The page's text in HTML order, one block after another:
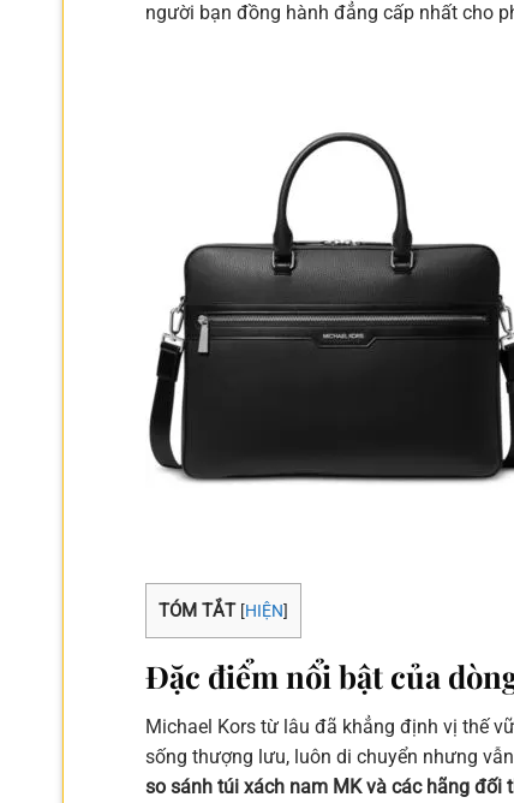
người bạn đồng hành đẳng cấp nhất cho
TÓM TẮT [HIỆN]
Đặc điểm nổi bật của
Michael Kors từ lâu đã khẳng định vị thế
sống thượng lưu, luôn di chuyển nhưng
so sánh túi xách nam MK và các hãng đối